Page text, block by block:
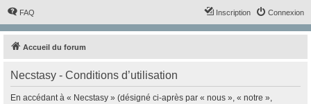
FAQ Connexion
Inscription
Accueil du forum
Necstasy - Conditions d’utilisation
En accédant à « Necstasy » (désigné ci-après par « nous », « notre »,